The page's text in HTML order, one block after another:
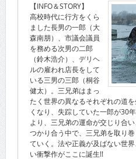
【INFO＆STORY】
高校時代に行方をくら
ました長男の一郎（大
森南朋）、市議会議員
を務める次男の二郎
（鈴木浩介）、デリヘ
ルの雇われ店長をして
いる三男の三郎（桐谷
健太）。三兄弟はまっ
たく世界の異なるそれぞれの道
くなり、失踪していた一郎が30
より、三兄弟の運命が交じり合
つかり合う中で、三兄弟を取り
ていく。法や正義が及ばない世
い衝撃作がここに誕生!!